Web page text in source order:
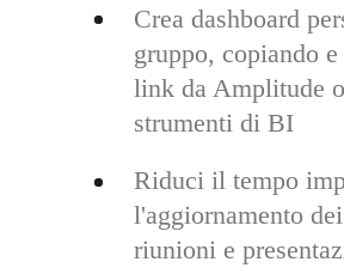
Crea dashboard
gruppo, copiando
link da Amplitude
strumenti di BI
Riduci il tempo
l'aggiornamento
riunioni e